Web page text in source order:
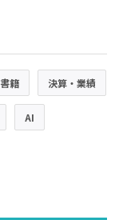
書籍 決算・業績
AI